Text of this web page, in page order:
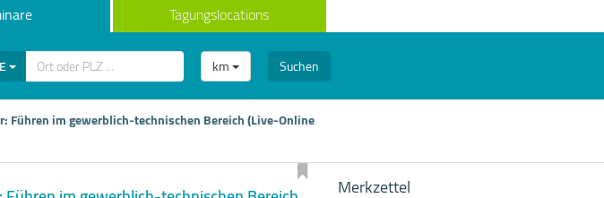
Tagungslocations
km Suchen
im gewerblich-technischen Bereich (Live-Online
Merkzettel